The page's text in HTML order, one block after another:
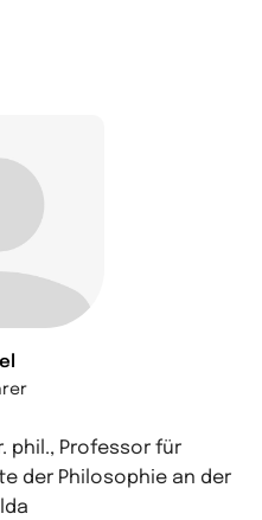
phil., Professor für
der Philosophie an der